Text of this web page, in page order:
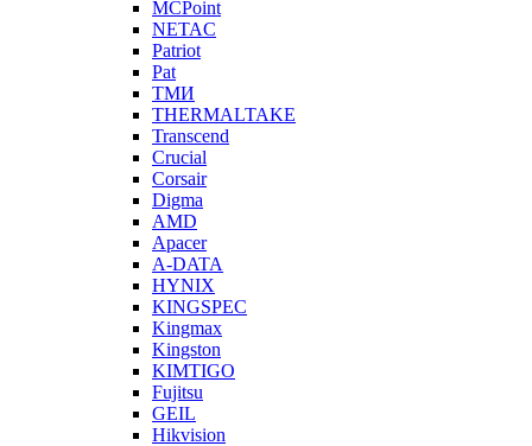
MCPoint
NETAC
Patriot
Pat
ТМИ
THERMALTAKE
Transcend
Crucial
Corsair
Digma
AMD
Apacer
A-DATA
HYNIX
KINGSPEC
Kingmax
Kingston
KIMTIGO
Fujitsu
GEIL
Hikvision